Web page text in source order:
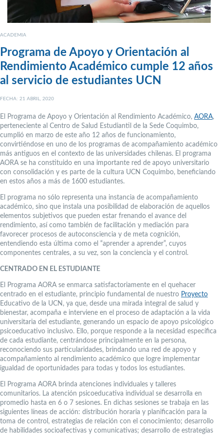
ACADEMIA
Programa de Apoyo y Orientación al
Rendimiento Académico cumple 12 años
al servicio de estudiantes UCN
FECHA: 21 ABRIL, 2020
El Programa de Apoyo y Orientación al Rendimiento Académico, AORA,
perteneciente al Centro de Salud Estudiantil de la Sede Coquimbo,
cumplió en marzo de este año 12 años de funcionamiento,
convirtiéndose en uno de los programas de acompañamiento académico
más antiguos en el contexto de las universidades chilenas. El programa
AORA se ha constituido en una importante red de apoyo universitario
con consolidación y es parte de la cultura UCN Coquimbo, beneficiando
en estos años a más de 1600 estudiantes.
El programa no sólo representa una instancia de acompañamiento
académico, sino que instala una posibilidad de elaboración de aquellos
elementos subjetivos que pueden estar frenando el avance del
rendimiento, así como también de facilitación y mediación para
favorecer procesos de autoconsciencia y de meta cognición,
entendiendo esta última como el “aprender a aprender”, cuyos
componentes centrales, a su vez, son la conciencia y el control.
CENTRADO EN EL ESTUDIANTE
El Programa AORA se enmarca satisfactoriamente en el quehacer
centrado en el estudiante, principio fundamental de nuestro Proyecto
Educativo de la UCN, ya que, desde una mirada integral de salud y
bienestar, acompaña e interviene en el proceso de adaptación a la vida
universitaria del estudiante, generando un espacio de apoyo psicológico
psicoeducativo inclusivo. Ello, porque responde a la necesidad específica
de cada estudiante, centrándose principalmente en la persona,
reconociendo sus particularidades, brindando una red de apoyo y
acompañamiento al rendimiento académico que logre implementar
igualdad de oportunidades para todas y todos los estudiantes.
El Programa AORA brinda atenciones individuales y talleres
comunitarios. La atención psicoeducativa individual se desarrolla en
promedio hasta en 6 o 7 sesiones. En dichas sesiones se trabaja en las
siguientes líneas de acción: distribución horaria y planificación para la
toma de control, estrategias de relación con el conocimiento; desarrollo
de habilidades socioafectivas y comunicativas; desarrollo de estrategias